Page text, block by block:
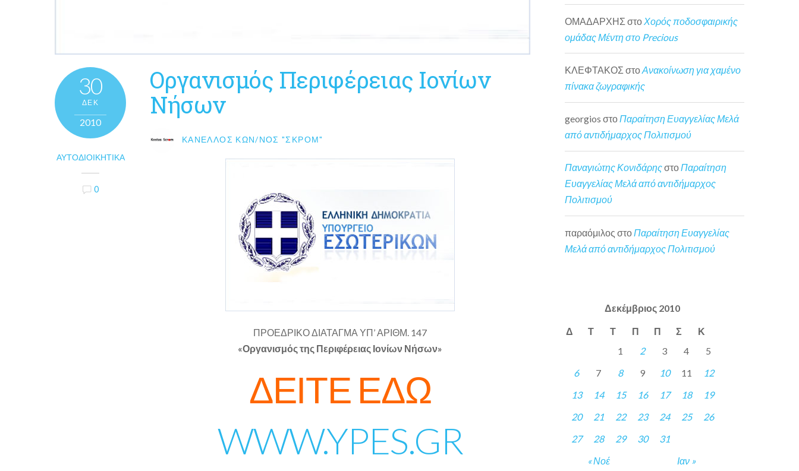
30
ΔΕΚ
2010
ΑΥΤΟΔΙΟΙΚΗΤΙΚΆ
0
Οργανισμός Περιφέρειας Ιονίων
Νήσων
ΚΑΝΈΛΛΟΣ ΚΩΝ/ΝΟΣ "ΣΚΡΟΜ"
ΠΡΟΕΔΡΙΚΟ ΔΙΑΤΑΓΜΑ ΥΠ’ ΑΡΙΘΜ. 147
«Οργανισμός της Περιφέρειας Ιονίων Νήσων»
ΔΕΙΤΕ ΕΔΩ
WWW.YPES.GR
ΟΜΑΔΑΡΧΗΣ στο Χορός ποδοσφαιρικής
ομάδας Μέντη στο Precious
ΚΛΕΦΤΑΚΟΣ στοΑνακοίνωση για χαμένο
πίνακα ζωγραφικής
georgios στοΠαραίτηση Ευαγγελίας Μελά
από αντιδήμαρχος Πολιτισμού
Παναγιώτης ΚονιδάρηςστοΠαραίτηση
Ευαγγελίας Μελά από αντιδήμαρχος
Πολιτισμού
παραόμιλος στο Παραίτηση Ευαγγελίας
Μελά από αντιδήμαρχος Πολιτισμού
Δεκέμβριος 2010
Δ Τ Τ Π Π Σ Κ
« Νοέ Ιαν »
1 2 3 4
5
6
7 8 9 10 11
12
13
14 15 16 17 18
19
20
21 22 23 24 25
26
27
28 29 30 31